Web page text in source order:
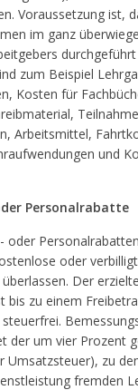
Voraussetzung ist,
im ganz
zum Beispiel
Kosten für
Arbeitsmittel,
und
Personalrabatte
oder
oder
Der
bis zu einem
der um vier Prozent
Umsatzsteuer), zu
fremden